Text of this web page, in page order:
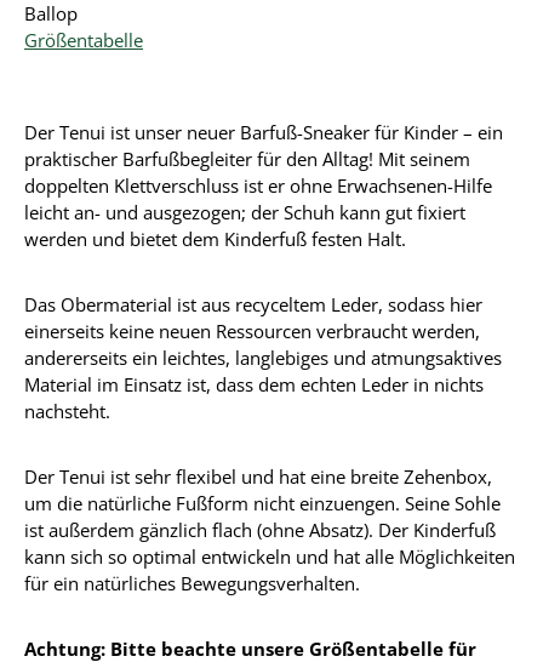
Ballop
Größentabelle
Der Tenui ist unser neuer Barfuß-Sneaker für Kinder – ein
praktischer Barfußbegleiter für den Alltag! Mit seinem
doppelten Klettverschluss ist er ohne Erwachsenen-Hilfe
leicht an- und ausgezogen; der Schuh kann gut fixiert
werden und bietet dem Kinderfuß festen Halt.
Das Obermaterial ist aus recyceltem Leder, sodass hier
einerseits keine neuen Ressourcen verbraucht werden,
andererseits ein leichtes, langlebiges und atmungsaktives
Material im Einsatz ist, dass dem echten Leder in nichts
nachsteht.
Der Tenui ist sehr flexibel und hat eine breite Zehenbox,
um die natürliche Fußform nicht einzuengen. Seine Sohle
ist außerdem gänzlich flach (ohne Absatz). Der Kinderfuß
kann sich so optimal entwickeln und hat alle Möglichkeiten
für ein natürliches Bewegungsverhalten.
Achtung: Bitte beachte unsere Größentabelle für